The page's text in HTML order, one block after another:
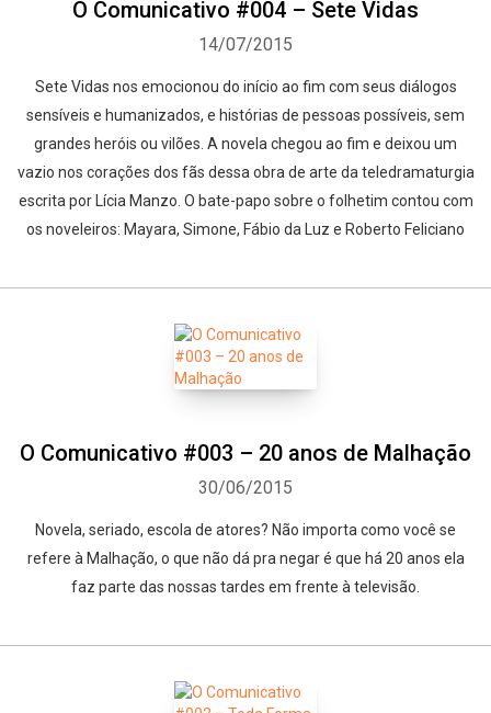
O Comunicativo #004 – Sete Vidas
14/07/2015
Sete Vidas nos emocionou do início ao fim com seus diálogos
sensíveis e humanizados, e histórias de pessoas possíveis, sem
grandes heróis ou vilões. A novela chegou ao fim e deixou um
vazio nos corações dos fãs dessa obra de arte da teledramaturgia
escrita por Lícia Manzo. O bate-papo sobre o folhetim contou com
os noveleiros: Mayara, Simone, Fábio da Luz e Roberto Feliciano
O Comunicativo #003 – 20 anos de Malhação
30/06/2015
Novela, seriado, escola de atores? Não importa como você se
refere à Malhação, o que não dá pra negar é que há 20 anos ela
faz parte das nossas tardes em frente à televisão.